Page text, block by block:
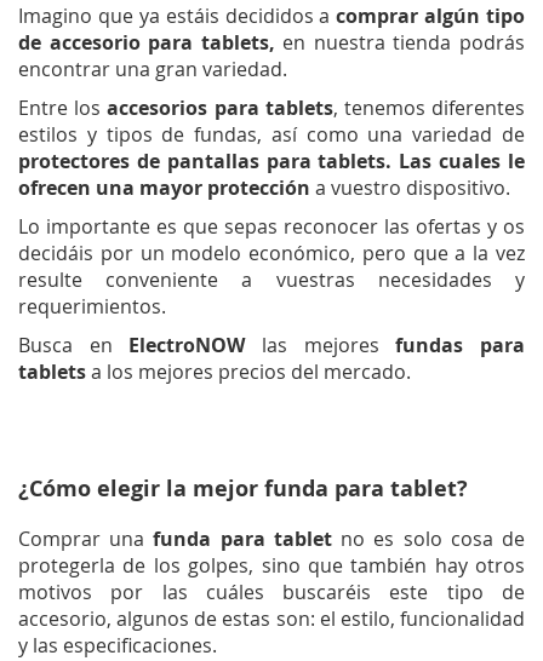
Imagino que ya estáis decididos acomprar algún tipo
de accesorio para tablets, en nuestra tienda podrás
encontrar una gran variedad.
Entre losaccesorios para tablets, tenemos diferentes
estilos y tipos de fundas, así como una variedad de
protectores de pantallas para tablets. Las cuales le
ofrecen una mayor protección a vuestro dispositivo.
Lo importante es que sepas reconocer las ofertas y os
decidáis por un modelo económico, pero que a la vez
resulte conveniente a vuestras necesidades y
requerimientos.
Busca en ElectroNOW las mejoresfundas para
tabletsa los mejores precios del mercado.
¿Cómo elegir la mejor funda para tablet?
Comprar unafunda para tabletno es solo cosa de
protegerla de los golpes, sino que también hay otros
motivos por las cuáles buscaréis este tipo de
accesorio, algunos de estas son: el estilo, funcionalidad
y las especificaciones.